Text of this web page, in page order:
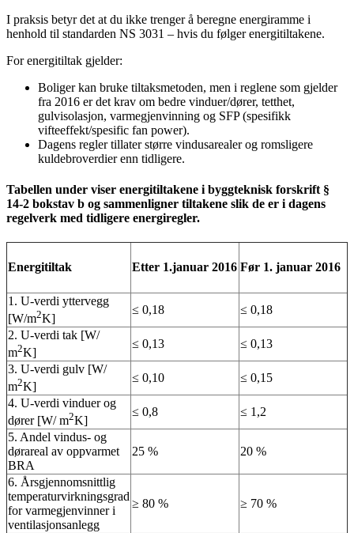
I praksis betyr det at du ikke trenger å beregne energiramme i
henhold til standarden NS 3031 – hvis du følger energitiltakene.
For energitiltak gjelder:
Boliger kan bruke tiltaksmetoden, men i reglene som gjelder
fra 2016 er det krav om bedre vinduer/dører, tetthet,
gulvisolasjon, varmegjenvinning og SFP (spesifikk
vifteeffekt/spesific fan power).
Dagens regler tillater større vindusarealer og romsligere
kuldebroverdier enn tidligere.
Tabellen under viser energitiltakene i byggteknisk forskrift §
14-2 bokstav b og sammenligner tiltakene slik de er i dagens
regelverk med tidligere energiregler.
Energitiltak Etter 1.januar 2016 Før 1. januar 2016
1. U-verdi yttervegg
[W/m2K]
≤ 0,18
≤ 0,18
2. U-verdi tak [W/
m2K]
≤ 0,13
≤ 0,13
3. U-verdi gulv [W/
m2K]
≤ 0,10
≤ 0,15
4. U-verdi vinduer og
dører [W/ m2K]
≤ 0,8
≤ 1,2
5. Andel vindus- og
dørareal av oppvarmet
BRA
25 % 20 %
6. Årsgjennomsnittlig
temperaturvirkningsgrad
for varmegjenvinner i
ventilasjonsanlegg
≥ 80 % ≥ 70 %